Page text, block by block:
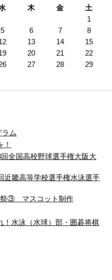
木 金
土
1
5 6 7
8
13 14
15
20 21
22
27 28
29
ム
全国高校野球選手権大阪大
畿高等学校選手権水泳選手
祭③ マスコット制作
！水泳（水球）部・囲碁将棋